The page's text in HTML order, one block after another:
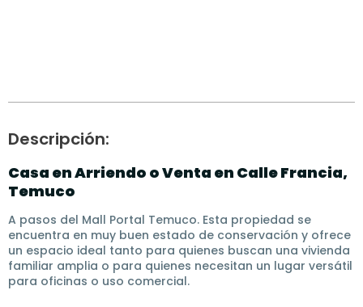
Descripción:
Casa en Arriendo o Venta en Calle Francia,
Temuco
A pasos del Mall Portal Temuco. Esta propiedad se
encuentra en muy buen estado de conservación y ofrece
un espacio ideal tanto para quienes buscan una vivienda
familiar amplia o para quienes necesitan un lugar versátil
para oficinas o uso comercial.